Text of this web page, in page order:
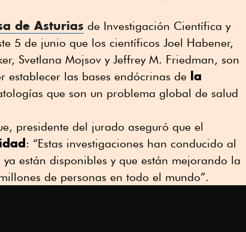
de Asturias de Investigación Científica y
5 de junio que los científicos Joel Habener,
Svetlana Mojsov y Jeffrey M. Friedman, son
establecer las bases endócrinas de la
que son un problema global de salud
presidente del jurado aseguró que el
: “Estas investigaciones han conducido al
están disponibles y que están mejorando la
de personas en todo el mundo”.